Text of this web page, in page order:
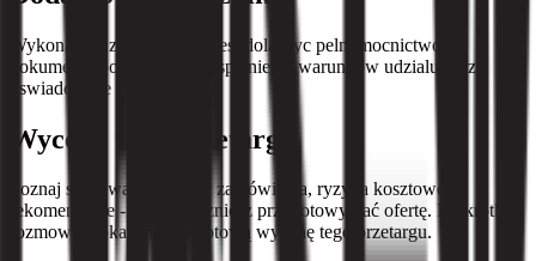
Wykonawca zobowiazany jest dolaczyc pelnomocnictwo,
dokumenty potwierdzajace spelnienie warunkow udzialu oraz
oswiadczenie JEDZ.
Wycena tego przetargu
Poznaj szacowaną wartość zamówienia, ryzyka kosztowe i
rekomendacje - zanim zaczniesz przygotowywać ofertę. Na krótkiej
rozmowie pokażemy Ci gotową wycenę tego przetargu.